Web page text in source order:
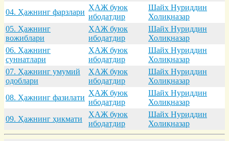
04. Ҳaжнинг фaрзлaри
ҲАЖ буюк
ибодатдир
Шайх Нуриддин
Холиқназар
05. Ҳaжнинг
вожиблaри
ҲАЖ буюк
ибодатдир
Шайх Нуриддин
Холиқназар
06. Ҳaжнинг
суннaтлaри
ҲАЖ буюк
ибодатдир
Шайх Нуриддин
Холиқназар
07. Ҳaжнинг умумий
одоблaри
ҲАЖ буюк
ибодатдир
Шайх Нуриддин
Холиқназар
08. Ҳaжнинг фaзилaти
ҲАЖ буюк
ибодатдир
Шайх Нуриддин
Холиқназар
09. Ҳaжнинг ҳикмaти
ҲАЖ буюк
ибодатдир
Шайх Нуриддин
Холиқназар